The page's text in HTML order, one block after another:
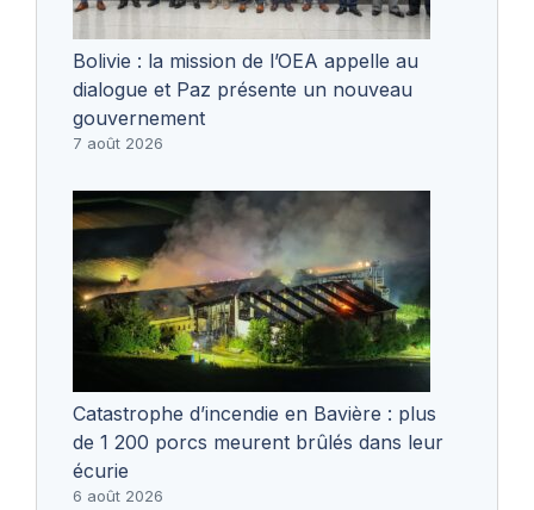
Bolivie : la mission de l’OEA appelle au
dialogue et Paz présente un nouveau
gouvernement
7 août 2026
Catastrophe d’incendie en Bavière : plus
de 1 200 porcs meurent brûlés dans leur
écurie
6 août 2026